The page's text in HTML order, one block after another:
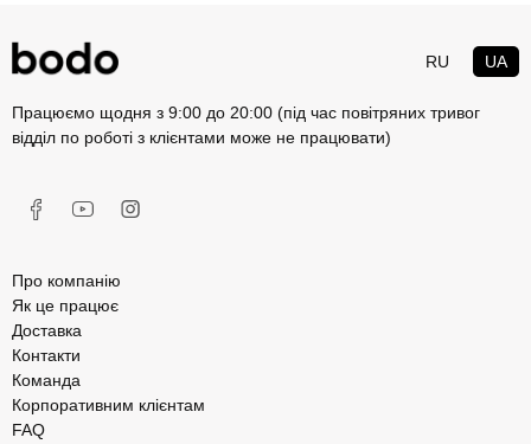
RU UA
Працюємо щодня з 9:00 до 20:00 (під час повітряних тривог
відділ по роботі з клієнтами може не працювати)
Про компанію
Як це працює
Доставка
Контакти
Команда
Корпоративним клієнтам
FAQ